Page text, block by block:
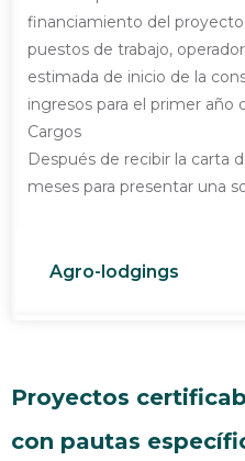
financiamiento del
puestos de trabajo,
estimada de inicio de la
ingresos para el primer año
Cargos
Después de recibir la carta
meses para presentar una
Agro-lodgings
Proyectos
con pautas